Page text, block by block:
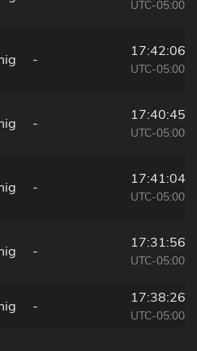
UTC-05:00
-
17:42:06
UTC-05:00
-
17:40:45
UTC-05:00
-
17:41:04
UTC-05:00
-
17:31:56
UTC-05:00
-
17:38:26
UTC-05:00